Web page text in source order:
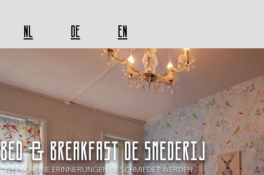
NL DE EN
BED & BREAKFAST De Smederij
- WO SCHÖNE ERINNERUNGEN GESCHMIEDET WERDEN -